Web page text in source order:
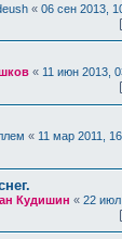
« 06 сен 2013,
« 11 июн 2013,
« 11 мар 2011,
Кудишин « 22 июл